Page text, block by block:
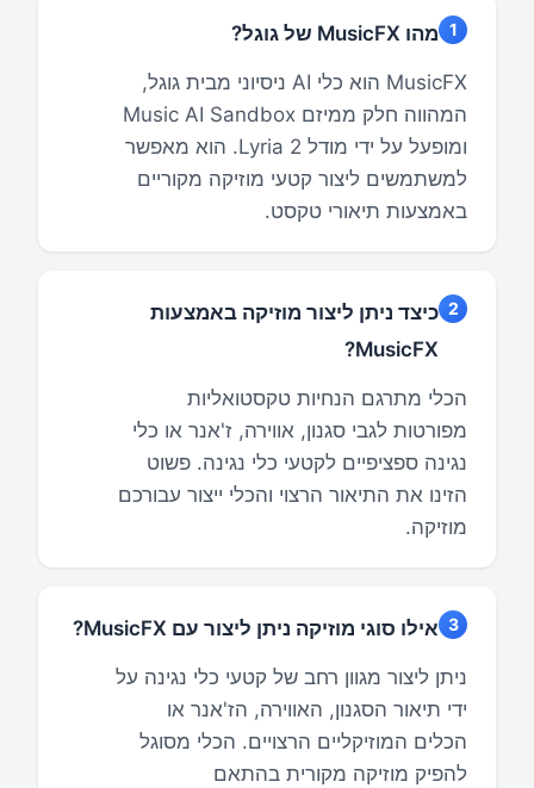
1 מהו MusicFX של גוגל?
MusicFX הוא כלי AI ניסיוני מבית גוגל,
המהווה חלק ממיזם Music AI Sandbox
ומופעל על ידי מודל Lyria 2. הוא מאפשר
למשתמשים ליצור קטעי מוזיקה מקוריים
באמצעות תיאורי טקסט.
2 כיצד ניתן ליצור מוזיקה באמצעות
MusicFX?
הכלי מתרגם הנחיות טקסטואליות
מפורטות לגבי סגנון, אווירה, ז'אנר או כלי
נגינה ספציפיים לקטעי כלי נגינה. פשוט
הזינו את התיאור הרצוי והכלי ייצור עבורכם
מוזיקה.
3 אילו סוגי מוזיקה ניתן ליצור עם MusicFX?
ניתן ליצור מגוון רחב של קטעי כלי נגינה על
ידי תיאור הסגנון, האווירה, הז'אנר או
הכלים המוזיקליים הרצויים. הכלי מסוגל
להפיק מוזיקה מקורית בהתאם